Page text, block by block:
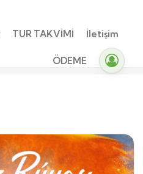
TUR TAKVİMİ İletişim
ÖDEME